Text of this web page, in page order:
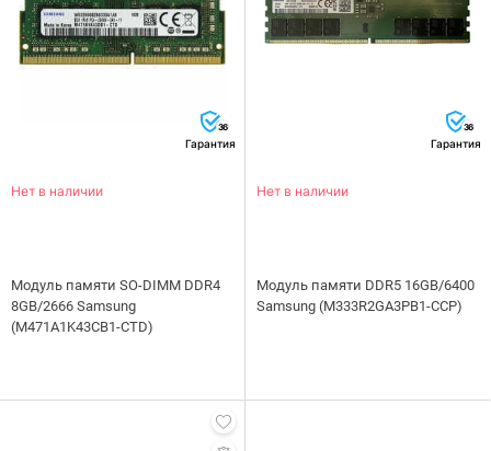
36
Гарантия
Нет в наличии
Модуль памяти SO-DIMM DDR4
8GB/2666 Samsung
(M471A1K43CB1-CTD)
36
Гарантия
Нет в наличии
Модуль памяти DDR5 16GB/6400
Samsung (M333R2GA3PB1-CCP)